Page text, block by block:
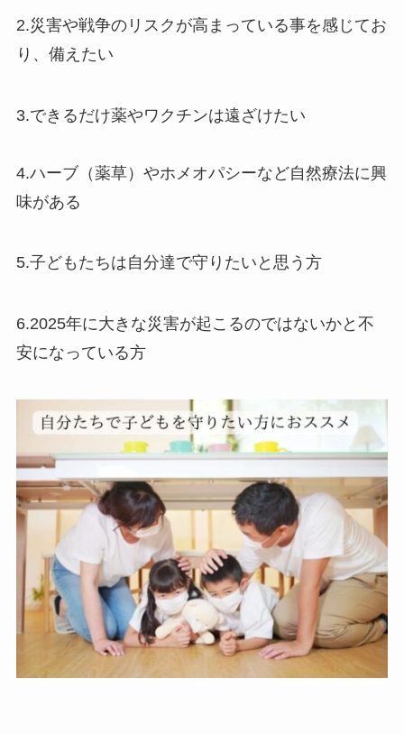
2.災害や戦争のリスクが高まっている事を感じてお
り、備えたい
3.できるだけ薬やワクチンは遠ざけたい
4.ハーブ（薬草）やホメオパシーなど自然療法に興
味がある
5.子どもたちは自分達で守りたいと思う方
6.2025年に大きな災害が起こるのではないかと不
安になっている方